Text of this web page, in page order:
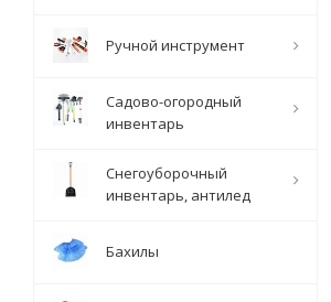
Ручной инструмент
Садово-огородный
инвентарь
Снегоуборочный
инвентарь, антилед
Бахилы